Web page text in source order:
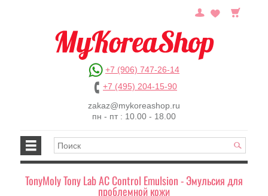
+7 (906) 747-26-14
+7 (495) 204-15-90
zakaz@mykoreashop.ru
пн - пт : 10.00 - 18.00
TonyMoly Tony Lab AC Control Emulsion - Эмульсия для
проблемной кожи